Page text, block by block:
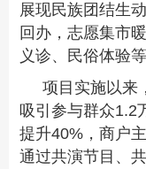
展现民族团结生
回办，志愿集市
义诊、民俗体验
项目实施以来
吸引参与群众1.2
提升40%，商户
通过共演节目、